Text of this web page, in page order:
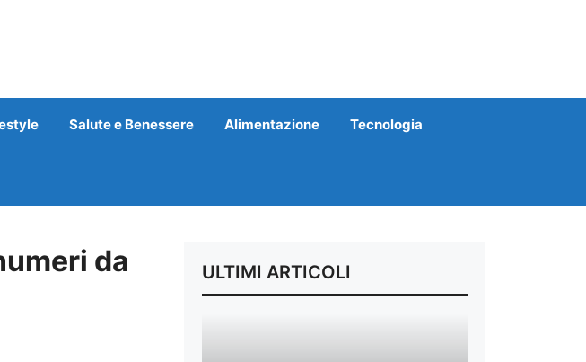
Salute e Benessere Alimentazione Tecnologia
da
ULTIMI ARTICOLI